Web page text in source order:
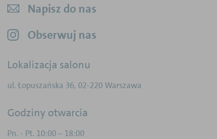
Napisz do nas
Obserwuj nas
Lokalizacja salonu
ul. Łopuszańska 36, 02-220 Warszawa
Godziny otwarcia
Pn. - Pt. 10:00 – 18:00